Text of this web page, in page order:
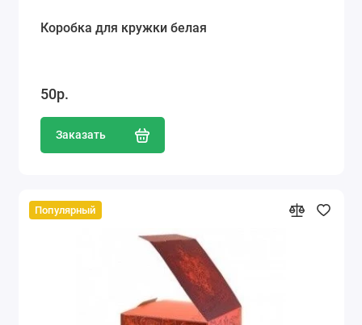
Коробка для кружки белая
50р.
Заказать
Популярный